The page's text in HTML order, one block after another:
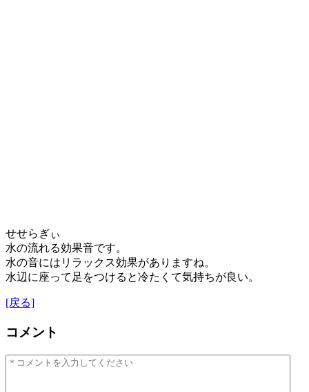
せせらぎぃ
水の流れる効果音です。
水の音にはリラックス効果がありますね。
水辺に座って足をつけると冷たくて気持ちが良い。
[戻る]
コメント